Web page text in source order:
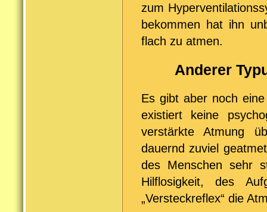
zum
bekommen hat ihn
flach zu atmen.
Anderer
Es gibt aber noch
existiert keine
verstärkte Atmung
dauernd zuviel
des Menschen sehr
Hilflosigkeit, des
„Versteckreflex“ die